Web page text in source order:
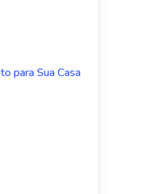
para Sua Casa